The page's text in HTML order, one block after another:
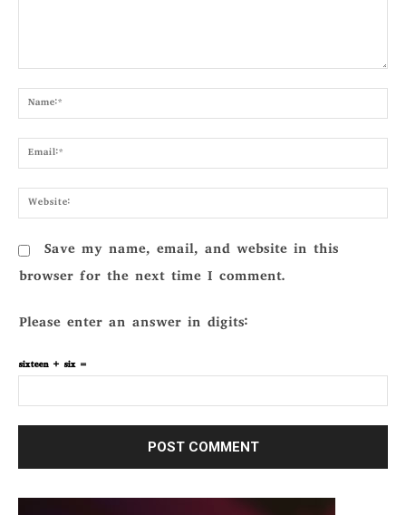
Save my name, email, and website in this
browser for the next time I comment.
Please enter an answer in digits:
sixteen + six =